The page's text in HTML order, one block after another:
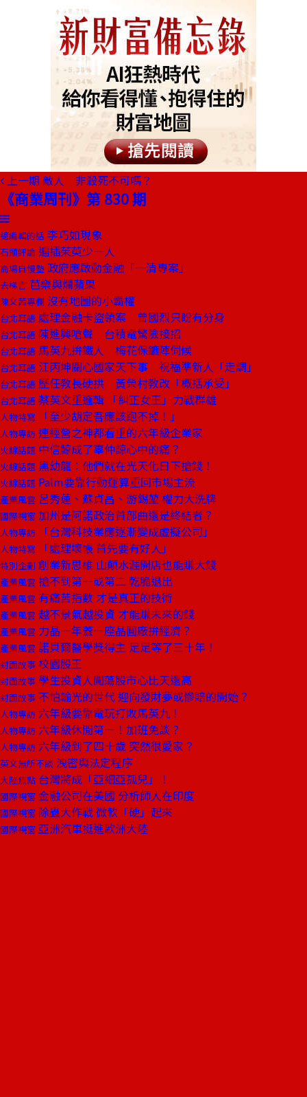
上一期 敵人 非殺死不可嗎？
《商業周刊》第 830 期
總編輯的話 李巧如現象
石頭評論 遍插茱萸少一人
商場自慢塾 政府應啟動金融「一清專案」
去梯言 芭樂與爛蘋果
陳文茜專欄 沒有地圖的小霸權
台北耳語 處理金融卡盜領案 曾國烈只盼有分身
台北耳語 陳進興嗆聲 台積電驚險接招
台北耳語 馬英九拚鐵人 梅花保鑣陣伺候
台北耳語 江丙坤關心國家天下事 祝福準新人「走調」
台北耳語 歷任教長硬拱 黃榮村教改「概括承受」
台北耳語 蔡英文重邏輯 「糾正女王」力戰群雄
人物特寫 「至少胡定吾應該跑不掉！」
人物專訪 連經營之神都看重的六年級企業家
火線話題 中信鯨成了辜仲諒心中的痛？
火線話題 黑幼龍：他們就在光天化日下搶錢！
火線話題 Palm要靠行動運算重回市場主流
產業風雲 呂秀蓮、蘇貞昌、游錫堃 權力大洗牌
國際視窗 加州是阿諾政治首部曲還是終結者？
人物專訪 「台灣科技業應逐漸變成虛擬公司」
人物特寫 「處理壞帳 首先要有好人」
特別企劃 創業新思維 山顛水涯開店也能賺大錢
產業風雲 搶不到第一或第二 乾脆退出
產業風雲 有痛苦指數 才是真正的技術
產業風雲 越不景氣越投資 才能賺未來的錢
產業風雲 力晶一年蓋一座晶圓廠拚經濟？
產業風雲 諾貝爾醫學獎得主 足足等了三十年！
封面故事 校園股王
封面故事 學生投資人闖蕩股市心比天還高
封面故事 不怕輸光的世代 迎向發財夢或慘賠的開始？
人物專訪 六年級要靠電玩打敗馬英九！
人物專訪 六年級休閒第一！加班免談？
人物專訪 六年級到了四十歲 突然很愛家？
英文無所不談 洩密與法定程序
大陸焦點 台灣將成「亞細亞孤兒」！
國際視窗 金融公司在美國 分析師人在印度
國際視窗 除蟲大作戰 微軟「硬」起來
國際視窗 亞洲汽車挺進歐洲大陸